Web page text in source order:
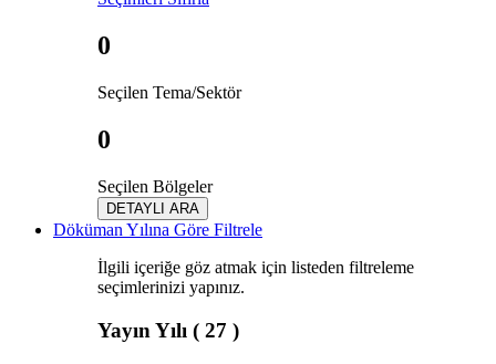
0
Seçilen Tema/Sektör
0
Seçilen Bölgeler
DETAYLI ARA
Döküman Yılına Göre Filtrele
İlgili içeriğe göz atmak için listeden filtreleme
seçimlerinizi yapınız.
Yayın Yılı ( 27 )